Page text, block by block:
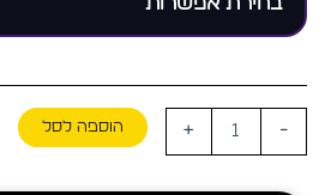
-
+ הוספה לסל